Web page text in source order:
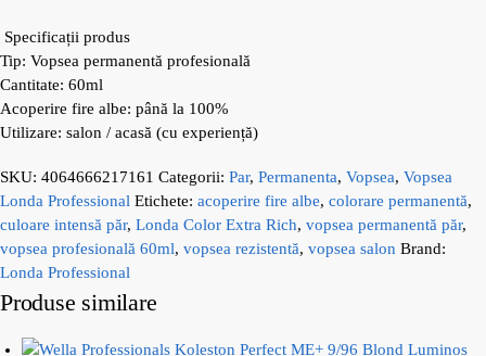
Specificații produs
Tip: Vopsea permanentă profesională
Cantitate: 60ml
Acoperire fire albe: până la 100%
Utilizare: salon / acasă (cu experiență)
SKU: 4064666217161 Categorii: Par, Permanenta, Vopsea, Vopsea
Londa Professional Etichete: acoperire fire albe, colorare permanentă,
culoare intensă păr, Londa Color Extra Rich, vopsea permanentă păr,
vopsea profesională 60ml, vopsea rezistentă, vopsea salon Brand:
Londa Professional
Produse similare